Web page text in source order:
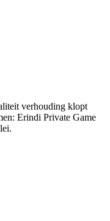
verhouding klopt
Erindi Private Game